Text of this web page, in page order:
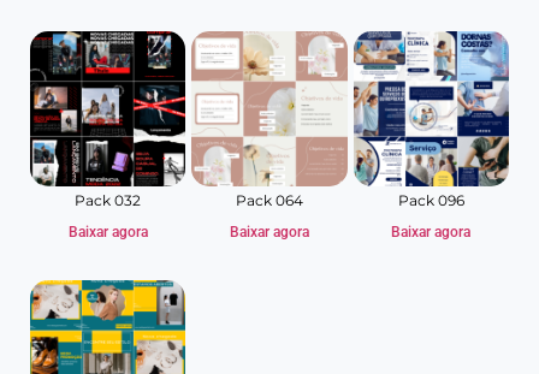
Pack 032
Baixar agora
Pack 064
Baixar agora
Pack 096
Baixar agora